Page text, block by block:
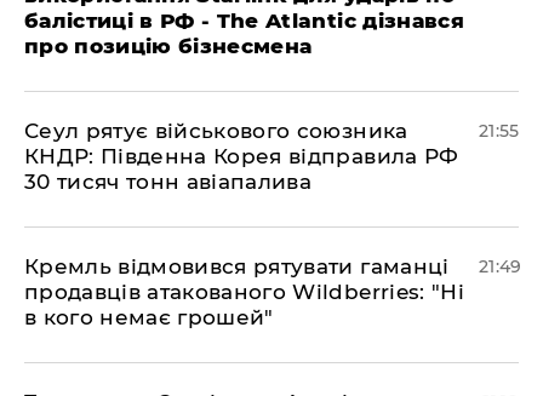
балістиці в РФ - The Atlantic дізнався
про позицію бізнесмена
​Сеул рятує військового союзника
КНДР: Південна Корея відправила РФ
30 тисяч тонн авіапалива
21:55
​Кремль відмовився рятувати гаманці
продавців атакованого Wildberries: "Ні
в кого немає грошей"
21:49